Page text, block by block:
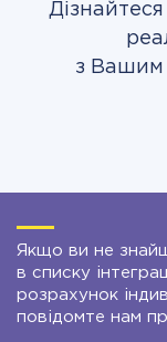
з Вашим
Якщо ви не
в списку
розрахунок
повідомте нам